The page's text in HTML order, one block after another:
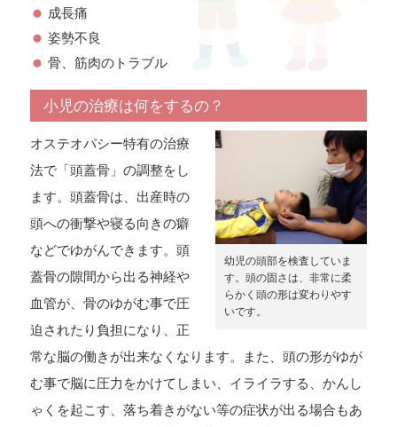
成長痛
姿勢不良
骨、筋肉のトラブル
小児の治療は何をするの？
幼児の頭部を検査していま
す。頭の固さは、非常に柔
らかく頭の形は変わりやす
いです。
オステオパシー特有の治療
法で「頭蓋骨」の調整をし
ます。頭蓋骨は、出産時の
頭への衝撃や寝る向きの癖
などでゆがんできます。頭
蓋骨の隙間から出る神経や
血管が、骨のゆがむ事で圧
迫されたり負担になり、正
常な脳の働きが出来なくなります。また、頭の形がゆが
む事で脳に圧力をかけてしまい、イライラする、かんし
ゃくを起こす、落ち着きがない等の症状が出る場合もあ